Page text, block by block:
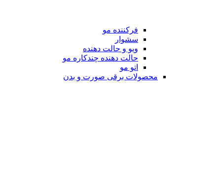
فرکننده مو
سشوار
ویو و حالت دهنده
حالت دهنده چندکاره مو
اتو مو
محصولات برقی صورت و بدن